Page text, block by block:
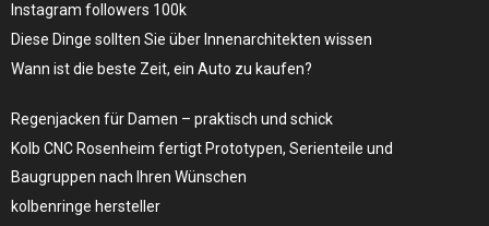
Instagram followers 100k
Diese Dinge sollten Sie über Innenarchitekten wissen
Wann ist die beste Zeit, ein Auto zu kaufen?
Regenjacken für Damen – praktisch und schick
Kolb CNC Rosenheim fertigt Prototypen, Serienteile und
Baugruppen nach Ihren Wünschen
kolbenringe hersteller